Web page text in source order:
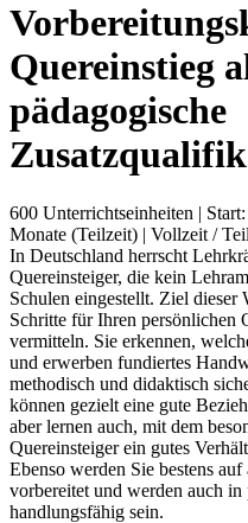
Quereinstieg
pädagogische
600 Unterrichtseinheiten |
Monate (Teilzeit) | Vollzeit /
In Deutschland herrscht
Quereinsteiger, die kein
Schulen eingestellt. Ziel dieser
Schritte für Ihren persönlichen
vermitteln. Sie erkennen,
und erwerben fundiertes
methodisch und didaktisch
können gezielt eine gute
aber lernen auch, mit dem
Quereinsteiger ein gutes
Ebenso werden Sie bestens
vorbereitet und werden auch
handlungsfähig sein.